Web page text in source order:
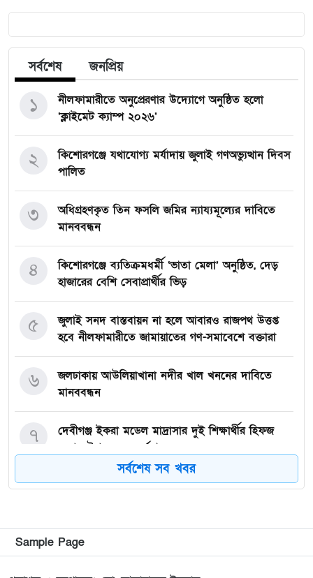
সর্বশেষ জনপ্রিয়
নীলফামারীতে অনুপ্রেরণার উদ্যোগে অনুষ্ঠিত হলো
‘ক্লাইমেট ক্যাম্প ২০২৬’
১
কিশোরগঞ্জে যথাযোগ্য মর্যাদায় জুলাই গণঅভ্যুত্থান দিবস
পালিত
২
অধিগ্রহণকৃত তিন ফসলি জমির ন্যায্যমূল্যের দাবিতে
মানববন্ধন
৩
কিশোরগঞ্জে ব্যতিক্রমধর্মী ‘ভাতা মেলা’ অনুষ্ঠিত, দেড়
হাজারের বেশি সেবাপ্রার্থীর ভিড়
৪
জুলাই সনদ বাস্তবায়ন না হলে আবারও রাজপথ উত্তপ্ত
হবে নীলফামারীতে জামায়াতের গণ-সমাবেশে বক্তারা
৫
জলঢাকায় আউলিয়াখানা নদীর খাল খননের দাবিতে
মানববন্ধন
৬
দেবীগঞ্জ ইকরা মডেল মাদ্রাসার দুই শিক্ষার্থীর হিফজ
সম্পন্ন উপলক্ষে সংবর্ধনা
৭
কিশোরগঞ্জে ৮০ পিস ট্যাপেন্টাডল ট্যাবলেটসহ গ্রেপ্তার ২,
৮
কিশোরগঞ্জে জুলাই গণঅভ্যুত্থান দিবস-২০২৬ উপলক্ষে
প্রস্তুতিমূলক সভা অনুষ্ঠিত
৯
সর্বশেষ সব খবর
Sample Page